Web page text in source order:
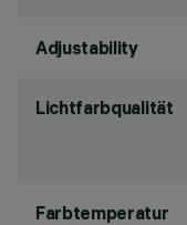
Adjustability
Lichtfarbqualität
Farbtemperatur